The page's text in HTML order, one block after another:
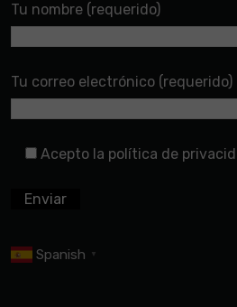
Tu nombre (requerido)
Tu correo electrónico (requerido)
Acepto la política de
Spanish ▼